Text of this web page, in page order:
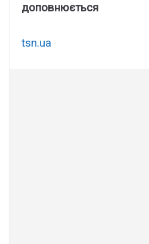
доповнюється
tsn.ua